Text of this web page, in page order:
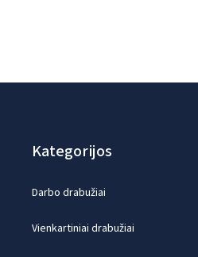
Kategorijos
Darbo drabužiai
Vienkartiniai drabužiai